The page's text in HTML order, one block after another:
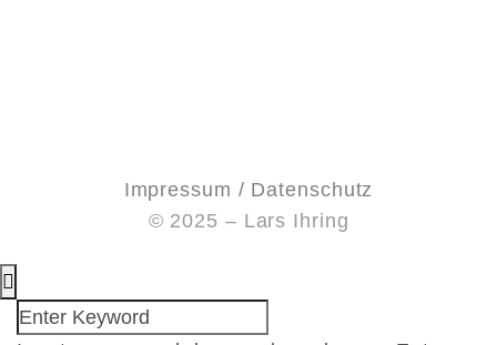
Impressum / Datenschutz
© 2025 – Lars Ihring